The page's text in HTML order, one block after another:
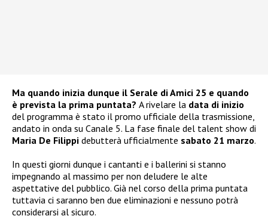
Ma quando inizia dunque il Serale di Amici 25 e quando
è prevista la prima puntata? A rivelare la data di inizio
del programma è stato il promo ufficiale della trasmissione,
andato in onda su Canale 5. La fase finale del talent show di
Maria De Filippi debutterà ufficialmente sabato 21 marzo.
In questi giorni dunque i cantanti e i ballerini si stanno
impegnando al massimo per non deludere le alte
aspettative del pubblico. Già nel corso della prima puntata
tuttavia ci saranno ben due eliminazioni e nessuno potrà
considerarsi al sicuro.